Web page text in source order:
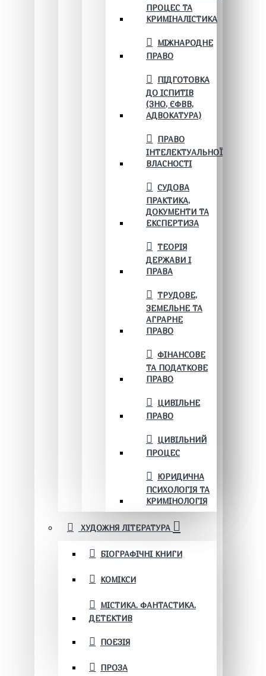
ПРОЦЕС ТА
КРИМІНАЛІСТИКА
МІЖНАРОДНЕ
ПРАВО
ПІДГОТОВКА
ДО ІСПИТІВ
(ЗНО, ЄФВВ,
АДВОКАТУРА)
ПРАВО
ІНТЕЛЕКТУАЛЬНОЇ
ВЛАСНОСТІ
СУДОВА
ПРАКТИКА,
ДОКУМЕНТИ ТА
ЕКСПЕРТИЗА
ТЕОРІЯ
ДЕРЖАВИ І
ПРАВА
ТРУДОВЕ,
ЗЕМЕЛЬНЕ ТА
АГРАРНЕ
ПРАВО
ФІНАНСОВЕ
ТА ПОДАТКОВЕ
ПРАВО
ЦИВІЛЬНЕ
ПРАВО
ЦИВІЛЬНИЙ
ПРОЦЕС
ЮРИДИЧНА
ПСИХОЛОГІЯ ТА
КРИМІНОЛОГІЯ
ХУДОЖНЯ ЛІТЕРАТУРА
БІОГРАФІЧНІ КНИГИ
КОМІКСИ
МІСТИКА. ФАНТАСТИКА.
ДЕТЕКТИВ
ПОЕЗІЯ
ПРОЗА